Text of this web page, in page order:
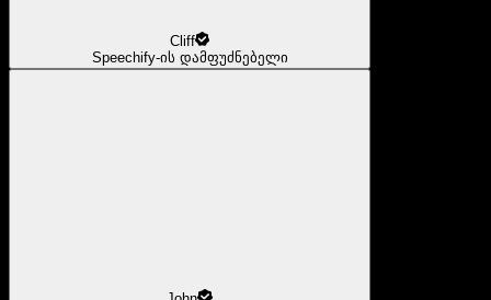
Cliff
Speechify-ის დამფუძნებელი